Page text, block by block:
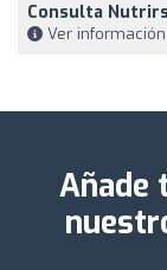
Consulta
Ver
Añade